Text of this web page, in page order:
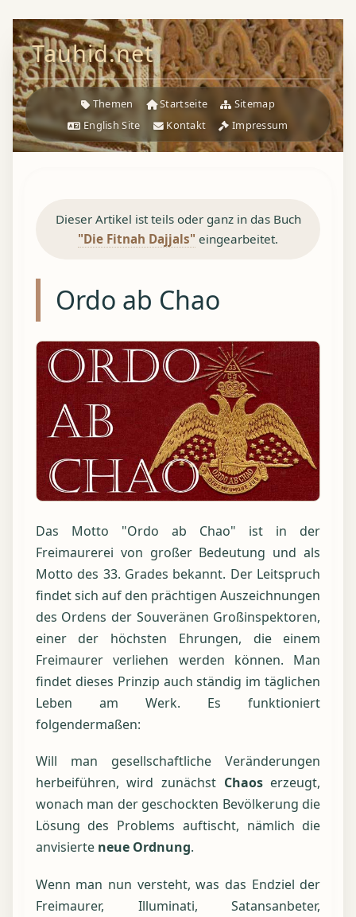
Tauhid.net
Themen Startseite
Sitemap
English Site
Kontakt Impressum
Dieser Artikel ist teils oder ganz in das Buch
"Die Fitnah Dajjals" eingearbeitet.
Ordo ab Chao
Das Motto "Ordo ab Chao" ist in der
Freimaurerei von großer Bedeutung und als
Motto des 33. Grades bekannt. Der Leitspruch
findet sich auf den prächtigen Auszeichnungen
des Ordens der Souveränen Großinspektoren,
einer der höchsten Ehrungen, die einem
Freimaurer verliehen werden können. Man
findet dieses Prinzip auch ständig im täglichen
Leben am Werk. Es funktioniert
folgendermaßen:
Will man gesellschaftliche Veränderungen
herbeiführen, wird zunächst Chaoserzeugt,
wonach man der geschockten Bevölkerung die
Lösung des Problems auftischt, nämlich die
anvisierte neue Ordnung.
Wenn man nun versteht, was das Endziel der
Freimaurer, Illuminati, Satansanbeter,